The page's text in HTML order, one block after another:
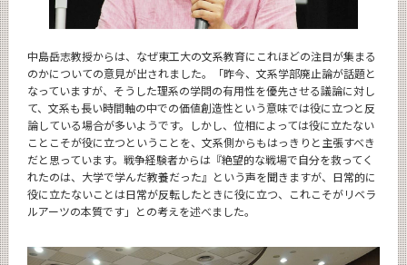
中島岳志教授からは、なぜ東工大の文系教育にこれほどの注目が集まる
のかについての意見が出されました。「昨今、文系学部廃止論が話題と
なっていますが、そうした理系の学問の有用性を優先させる議論に対し
て、文系も長い時間軸の中での価値創造性という意味では役に立つと反
論している場合が多いようです。しかし、位相によっては役に立たない
ことこそが役に立つということを、文系側からもはっきりと主張すべき
だと思っています。戦争経験者からは『絶望的な戦場で自分を救ってく
れたのは、大学で学んだ教養だった』という声を聞きますが、日常的に
役に立たないことは日常が反転したときに役に立つ、これこそがリベラ
ルアーツの本質です」との考えを述べました。